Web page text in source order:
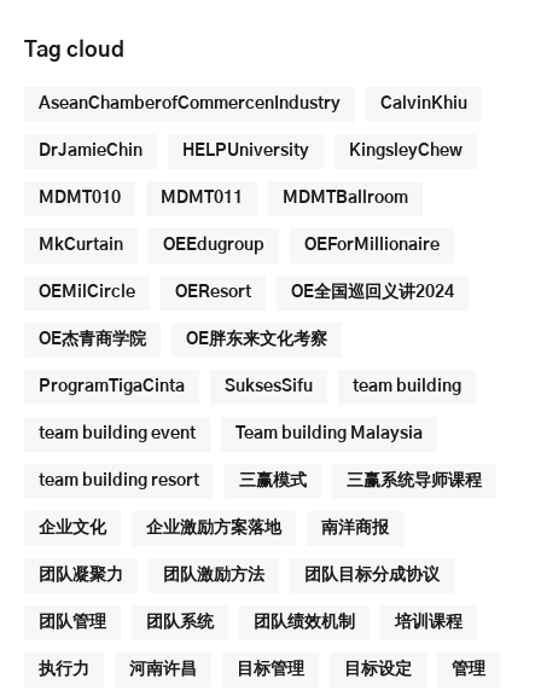
Tag cloud
AseanChamberofCommercenIndustry CalvinKhiu
DrJamieChin HELPUniversity KingsleyChew
MDMT010 MDMT011 MDMTBallroom
MkCurtain OEEdugroup OEForMillionaire
OEMilCircle OEResort OE全国巡回义讲2024
OE杰青商学院 OE胖东来文化考察
ProgramTigaCinta SuksesSifu team building
team building event Team building Malaysia
team building resort 三赢模式 三赢系统导师课程
企业文化 企业激励方案落地 南洋商报
团队凝聚力 团队激励方法 团队目标分成协议
团队管理 团队系统 团队绩效机制 培训课程
执行力 河南许昌 目标管理 目标设定 管理